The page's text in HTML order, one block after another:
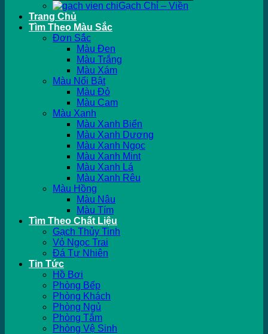
Gạch Chỉ – Viền
Trang Chủ
Tìm Theo Màu Sắc
Đơn Sắc
Màu Đen
Màu Trắng
Màu Xám
Màu Nổi Bật
Màu Đỏ
Màu Cam
Màu Xanh
Màu Xanh Biển
Màu Xanh Dương
Màu Xanh Ngọc
Màu Xanh Mint
Màu Xanh Lá
Màu Xanh Rêu
Màu Hồng
Màu Nâu
Màu Tím
Tìm Theo Chất Liệu
Gạch Thủy Tinh
Vỏ Ngọc Trai
Đá Tự Nhiên
Tin Tức
Hồ Bơi
Phòng Bếp
Phòng Khách
Phòng Ngủ
Phòng Tắm
Phòng Vệ Sinh